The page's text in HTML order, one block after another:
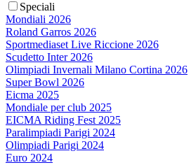
Speciali
Mondiali 2026
Roland Garros 2026
Sportmediaset Live Riccione 2026
Scudetto Inter 2026
Olimpiadi Invernali Milano Cortina 2026
Super Bowl 2026
Eicma 2025
Mondiale per club 2025
EICMA Riding Fest 2025
Paralimpiadi Parigi 2024
Olimpiadi Parigi 2024
Euro 2024